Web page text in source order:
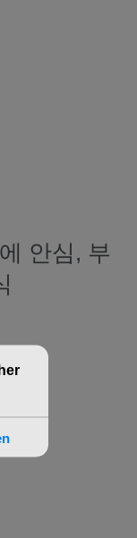
안심, 부